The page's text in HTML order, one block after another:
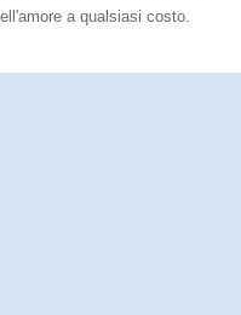
a qualsiasi costo.